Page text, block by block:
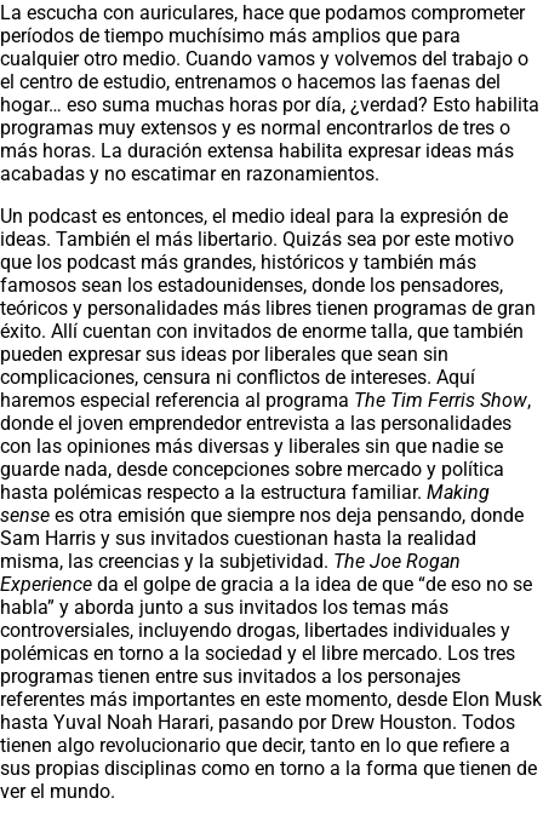
La escucha con auriculares, hace que podamos comprometer
períodos de tiempo muchísimo más amplios que para
cualquier otro medio. Cuando vamos y volvemos del trabajo o
el centro de estudio, entrenamos o hacemos las faenas del
hogar… eso suma muchas horas por día, ¿verdad? Esto habilita
programas muy extensos y es normal encontrarlos de tres o
más horas. La duración extensa habilita expresar ideas más
acabadas y no escatimar en razonamientos.
Un podcast es entonces, el medio ideal para la expresión de
ideas. También el más libertario. Quizás sea por este motivo
que los podcast más grandes, históricos y también más
famosos sean los estadounidenses, donde los pensadores,
teóricos y personalidades más libres tienen programas de gran
éxito. Allí cuentan con invitados de enorme talla, que también
pueden expresar sus ideas por liberales que sean sin
complicaciones, censura ni conflictos de intereses. Aquí
haremos especial referencia al programa The Tim Ferris Show,
donde el joven emprendedor entrevista a las personalidades
con las opiniones más diversas y liberales sin que nadie se
guarde nada, desde concepciones sobre mercado y política
hasta polémicas respecto a la estructura familiar. Making
sense es otra emisión que siempre nos deja pensando, donde
Sam Harris y sus invitados cuestionan hasta la realidad
misma, las creencias y la subjetividad. The Joe Rogan
Experience da el golpe de gracia a la idea de que “de eso no se
habla” y aborda junto a sus invitados los temas más
controversiales, incluyendo drogas, libertades individuales y
polémicas en torno a la sociedad y el libre mercado. Los tres
programas tienen entre sus invitados a los personajes
referentes más importantes en este momento, desde Elon Musk
hasta Yuval Noah Harari, pasando por Drew Houston. Todos
tienen algo revolucionario que decir, tanto en lo que refiere a
sus propias disciplinas como en torno a la forma que tienen de
ver el mundo.